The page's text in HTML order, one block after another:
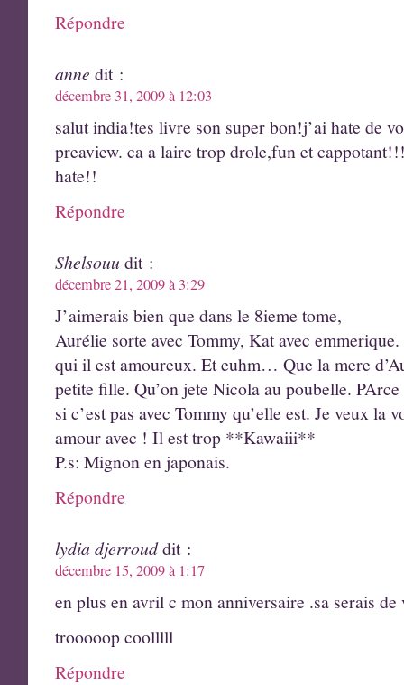
Répondre
anne dit :
décembre 31, 2009 à 12:03
salut india!tes livre son super bon!j’ai hate de
preaview. ca a laire trop drole,fun et
hate!!
Répondre
Shelsouu dit :
décembre 21, 2009 à 3:29
J’aimerais bien que dans le 8ieme tome,
Aurélie sorte avec Tommy, Kat avec
qui il est amoureux. Et euhm… Que la mere
petite fille. Qu’on jete Nicola au poubelle.
si c’est pas avec Tommy qu’elle est. Je veux la
amour avec ! Il est trop **Kawaiii**
P.s: Mignon en japonais.
Répondre
lydia djerrouddit :
décembre 15, 2009 à 1:17
en plus en avril c mon anniversaire .sa serais
trooooop coolllll
Répondre